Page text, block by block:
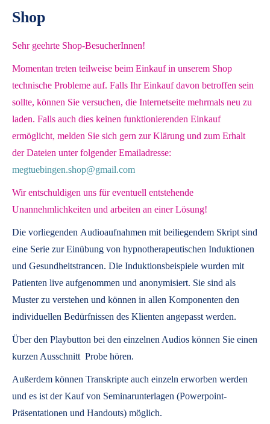
Shop
Sehr geehrte Shop-BesucherInnen!
Momentan treten teilweise beim Einkauf in unserem Shop
technische Probleme auf. Falls Ihr Einkauf davon betroffen sein
sollte, können Sie versuchen, die Internetseite mehrmals neu zu
laden. Falls auch dies keinen funktionierenden Einkauf
ermöglicht, melden Sie sich gern zur Klärung und zum Erhalt
der Dateien unter folgender Emailadresse:
megtuebingen.shop@gmail.com
Wir entschuldigen uns für eventuell entstehende
Unannehmlichkeiten und arbeiten an einer Lösung!
Die vorliegenden Audioaufnahmen mit beiliegendem Skript sind
eine Serie zur Einübung von hypnotherapeutischen Induktionen
und Gesundheitstrancen. Die Induktionsbeispiele wurden mit
Patienten live aufgenommen und anonymisiert. Sie sind als
Muster zu verstehen und können in allen Komponenten den
individuellen Bedürfnissen des Klienten angepasst werden.
Über den Playbutton bei den einzelnen Audios können Sie einen
kurzen Ausschnitt Probe hören.
Außerdem können Transkripte auch einzeln erworben werden
und es ist der Kauf von Seminarunterlagen (Powerpoint-
Präsentationen und Handouts) möglich.